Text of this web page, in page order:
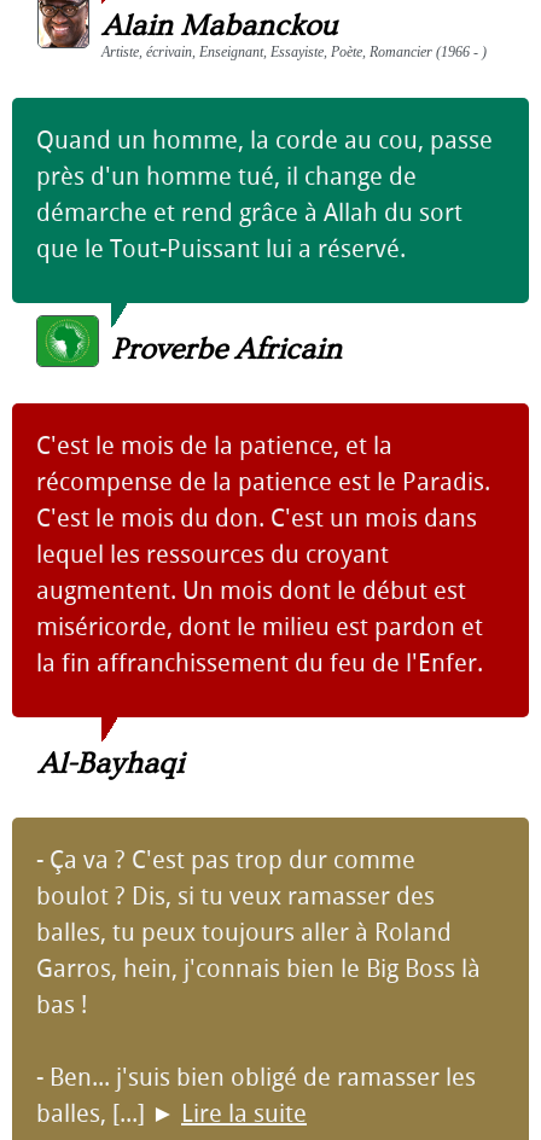
Alain Mabanckou
Artiste, écrivain, Enseignant, Essayiste, Poète, Romancier (1966 - )
Quand un homme, la corde au cou, passe
près d'un homme tué, il change de
démarche et rend grâce à Allah du sort
que le Tout-Puissant lui a réservé.
Proverbe Africain
C'est le mois de la patience, et la
récompense de la patience est le Paradis.
C'est le mois du don. C'est un mois dans
lequel les ressources du croyant
augmentent. Un mois dont le début est
miséricorde, dont le milieu est pardon et
la fin affranchissement du feu de l'Enfer.
Al-Bayhaqi
- Ça va ? C'est pas trop dur comme
boulot ? Dis, si tu veux ramasser des
balles, tu peux toujours aller à Roland
Garros, hein, j'connais bien le Big Boss là
bas !
- Ben... j'suis bien obligé de ramasser les
balles, [...] ► Lire la suite